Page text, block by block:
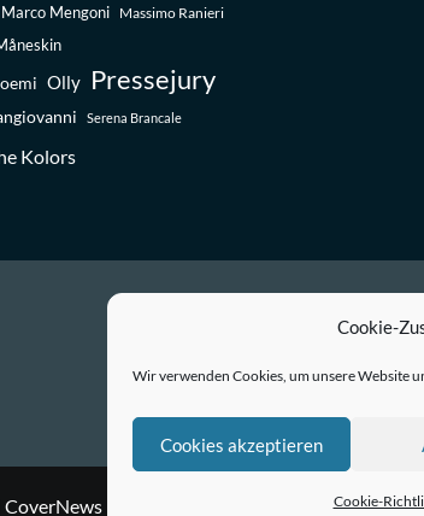
Cookie-
Wir verwenden Cookies, um unsere Website
Cookies akzeptieren
Cookie-
Marco Mengoni
Massimo Ranieri
Olly Pressejury
Serena Brancale
Kolors
CoverNews